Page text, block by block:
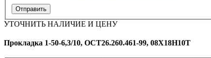
УТОЧНИТЬ НАЛИЧИЕ И ЦЕНУ
Прокладка 1-50-6,3/10, ОСТ26.260.461-99, 08Х18Н10Т